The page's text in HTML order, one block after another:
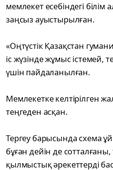
мемлекет есебіндегі
заңсыз ауыстырылған.
«Оңтүстік Қазақстан
іс жүзінде жұмыс істемей,
үшін пайдаланылған.
Мемлекетке келтірілген
теңгеден асқан.
Тергеу барысында схема
бұған дейін де
қылмыстық әрекеттерді